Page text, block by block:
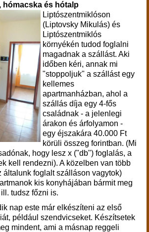
hómacska és hótalp
Liptószentmiklóson
(Liptovsky Mikulás) és
Liptószentmiklós
környékén tudod foglalni
magadnak a szállást. Aki
időben kéri, annak mi
"stoppoljuk" a szállást egy
kellemes
apartmanházban, ahol a
szállás díja egy 4-fős
családnak - a jelenlegi
árakon és árfolyamon -
egy éjszakára 40.000 Ft
körüli összeg forintban. (Mi
hogy lesz x ("db") foglalás, a
kell rendezni). A közelben van több
általunk foglalt szálláson vagytok)
kis konyhájában bármit meg
tudsz főzni is.
nap este már elkészíteni az első
például szendvicseket. Készítsetek
mindent, ami a másnap reggeli